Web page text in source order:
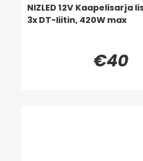
NIZLED 12V Kaapelisarja
3x DT-liitin, 420W max
€40